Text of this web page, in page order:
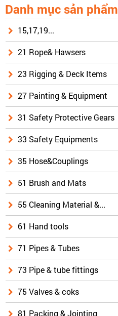
Danh mục sản phẩm
15,17,19...
21 Rope& Hawsers
23 Rigging & Deck Items
27 Painting & Equipment
31 Safety Protective Gears
33 Safety Equipments
35 Hose&Couplings
51 Brush and Mats
55 Cleaning Material &...
61 Hand tools
71 Pipes & Tubes
73 Pipe & tube fittings
75 Valves & coks
81 Packing & Jointing